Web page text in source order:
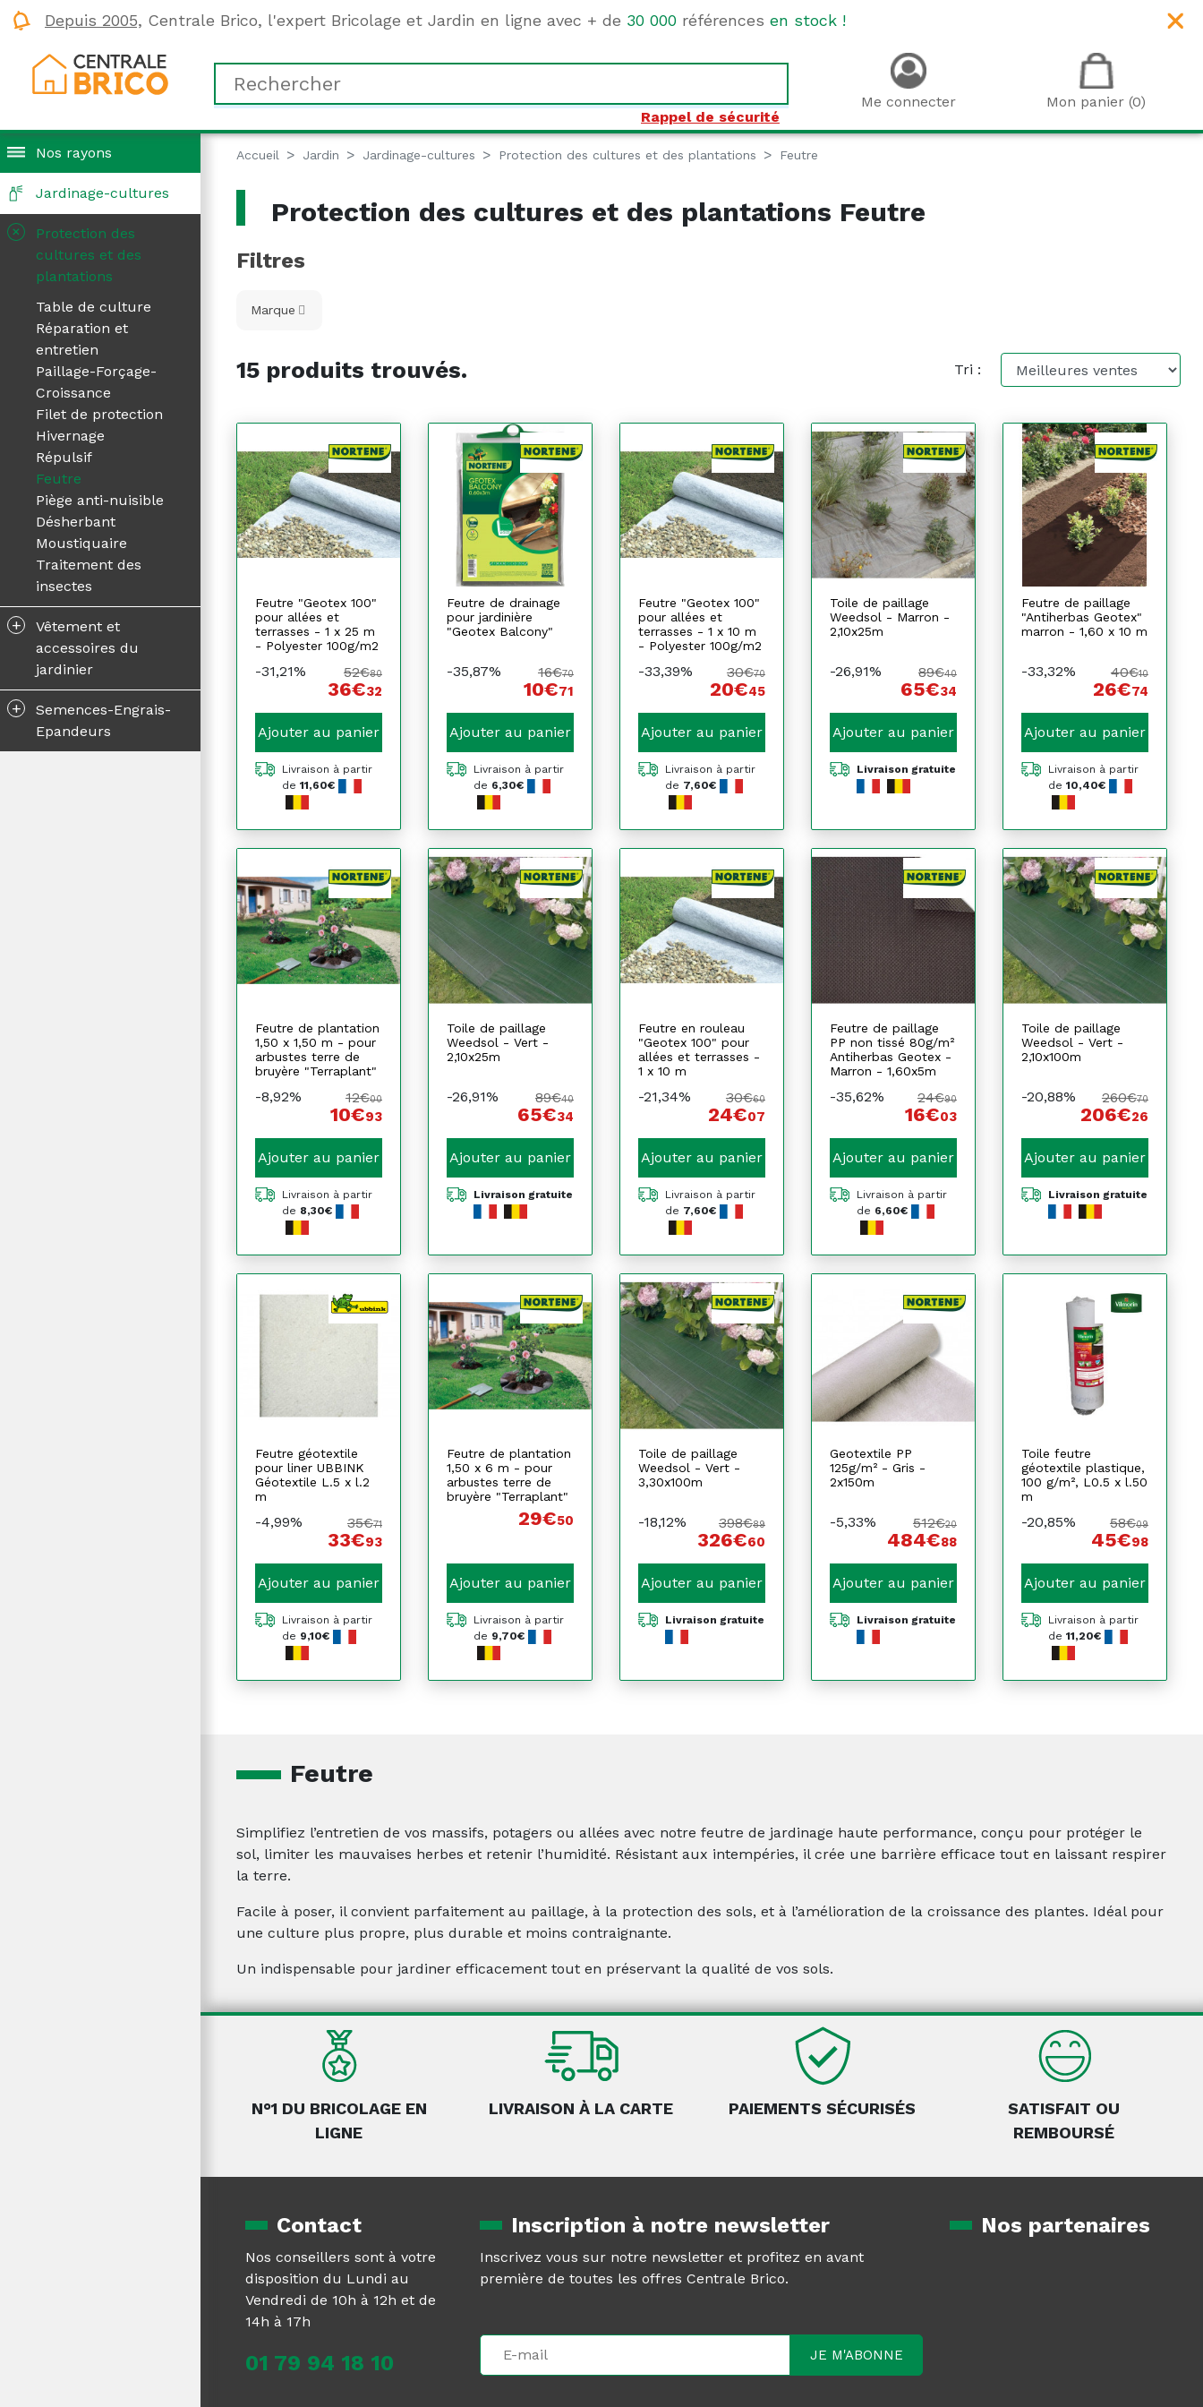
Depuis 2005, Centrale Brico, l'expert Bricolage et Jardin en ligne avec + de 30 000 références en stock !
Rappel de sécurité
Me connecter Mon panier (0)
Nos rayons
Jardinage-cultures
+
Protection des
cultures et des
plantations
Table de culture
Réparation et
entretien
Paillage-Forçage-
Croissance
Filet de protection
Hivernage
Répulsif
Feutre
Piège anti-nuisible
Désherbant
Moustiquaire
Traitement des
insectes
+
Vêtement et
accessoires du
jardinier
+
Semences-Engrais-
Epandeurs
Accueil Jardin Jardinage-cultures Protection des cultures et des plantations Feutre
Protection des cultures et des plantations Feutre
Filtres
Marque
15 produits trouvés. Tri :
Feutre "Geotex 100"
pour allées et
terrasses - 1 x 25 m
- Polyester 100g/m2
-31,21% 52€80
36€32
Ajouter au panier
Livraison à partir
de 11,60€
Feutre de drainage
pour jardinière
"Geotex Balcony"
-35,87% 16€70
10€71
Ajouter au panier
Livraison à partir
de 6,30€
Feutre "Geotex 100"
pour allées et
terrasses - 1 x 10 m
- Polyester 100g/m2
-33,39% 30€70
20€45
Ajouter au panier
Livraison à partir
de 7,60€
Toile de paillage
Weedsol - Marron -
2,10x25m
-26,91% 89€40
65€34
Ajouter au panier
Livraison gratuite
Feutre de paillage
"Antiherbas Geotex"
marron - 1,60 x 10 m
-33,32% 40€10
26€74
Ajouter au panier
Livraison à partir
de 10,40€
Feutre de plantation
1,50 x 1,50 m - pour
arbustes terre de
bruyère "Terraplant"
-8,92% 12€00
10€93
Ajouter au panier
Livraison à partir
de 8,30€
Toile de paillage
Weedsol - Vert -
2,10x25m
-26,91% 89€40
65€34
Ajouter au panier
Livraison gratuite
Feutre en rouleau
"Geotex 100" pour
allées et terrasses -
1 x 10 m
-21,34% 30€60
24€07
Ajouter au panier
Livraison à partir
de 7,60€
Feutre de paillage
PP non tissé 80g/m²
Antiherbas Geotex -
Marron - 1,60x5m
-35,62% 24€90
16€03
Ajouter au panier
Livraison à partir
de 6,60€
Toile de paillage
Weedsol - Vert -
2,10x100m
-20,88% 260€70
206€26
Ajouter au panier
Livraison gratuite
Feutre géotextile
pour liner UBBINK
Géotextile L.5 x l.2
m
-4,99% 35€71
33€93
Ajouter au panier
Livraison à partir
de 9,10€
Feutre de plantation
1,50 x 6 m - pour
arbustes terre de
bruyère "Terraplant"
29€50
Ajouter au panier
Livraison à partir
de 9,70€
Toile de paillage
Weedsol - Vert -
3,30x100m
-18,12% 398€89
326€60
Ajouter au panier
Livraison gratuite
Geotextile PP
125g/m² - Gris -
2x150m
-5,33% 512€20
484€88
Ajouter au panier
Livraison gratuite
Toile feutre
géotextile plastique,
100 g/m², L0.5 x l.50
m
-20,85% 58€09
45€98
Ajouter au panier
Livraison à partir
de 11,20€
Feutre
Simplifiez l’entretien de vos massifs, potagers ou allées avec notre feutre de jardinage haute performance, conçu pour protéger le
sol, limiter les mauvaises herbes et retenir l’humidité. Résistant aux intempéries, il crée une barrière efficace tout en laissant respirer
la terre.
Facile à poser, il convient parfaitement au paillage, à la protection des sols, et à l’amélioration de la croissance des plantes. Idéal pour
une culture plus propre, plus durable et moins contraignante.
Un indispensable pour jardiner efficacement tout en préservant la qualité de vos sols.
N°1 DU BRICOLAGE EN
LIGNE
LIVRAISON À LA CARTE PAIEMENTS SÉCURISÉS
SATISFAIT OU
REMBOURSÉ
Contact
Nos conseillers sont à votre
disposition du Lundi au
Vendredi de 10h à 12h et de
14h à 17h
01 79 94 18 10
Inscription à notre newsletter
Inscrivez vous sur notre newsletter et profitez en avant
première de toutes les offres Centrale Brico.
Nos partenaires